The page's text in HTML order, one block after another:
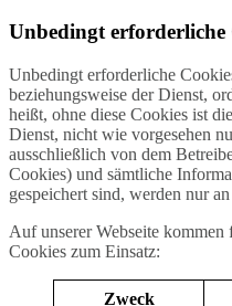
Unbedingt erforderliche
Unbedingt erforderliche
beziehungsweise der Dienst,
heißt, ohne diese Cookies ist
Dienst, nicht wie vorgesehen
ausschließlich von dem
Cookies) und sämtliche
gespeichert sind, werden nur
Auf unserer Webseite
Cookies zum Einsatz:
Zweck